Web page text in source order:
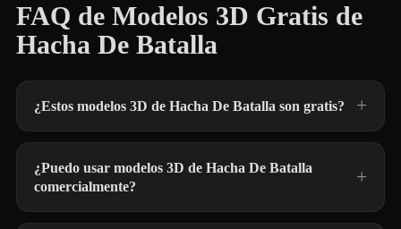
FAQ de Modelos 3D Gratis de
Hacha De Batalla
¿Estos modelos 3D de Hacha De Batalla son gratis?
¿Puedo usar modelos 3D de Hacha De Batalla
comercialmente?